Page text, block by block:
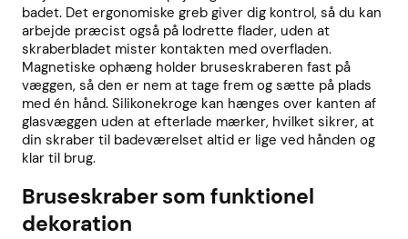
badet. Det ergonomiske greb giver dig kontrol, så du kan
arbejde præcist også på lodrette flader, uden at
skraberbladet mister kontakten med overfladen.
Magnetiske ophæng holder bruseskraberen fast på
væggen, så den er nem at tage frem og sætte på plads
med én hånd. Silikonekroge kan hænges over kanten af
glasvæggen uden at efterlade mærker, hvilket sikrer, at
din skraber til badeværelset altid er lige ved hånden og
klar til brug.
Bruseskraber som funktionel
dekoration